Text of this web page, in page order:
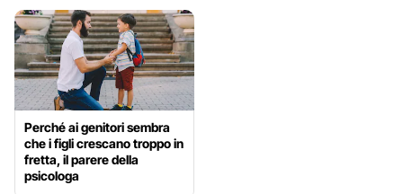
Perché ai genitori sembra
che i figli crescano troppo in
fretta, il parere della
psicologa